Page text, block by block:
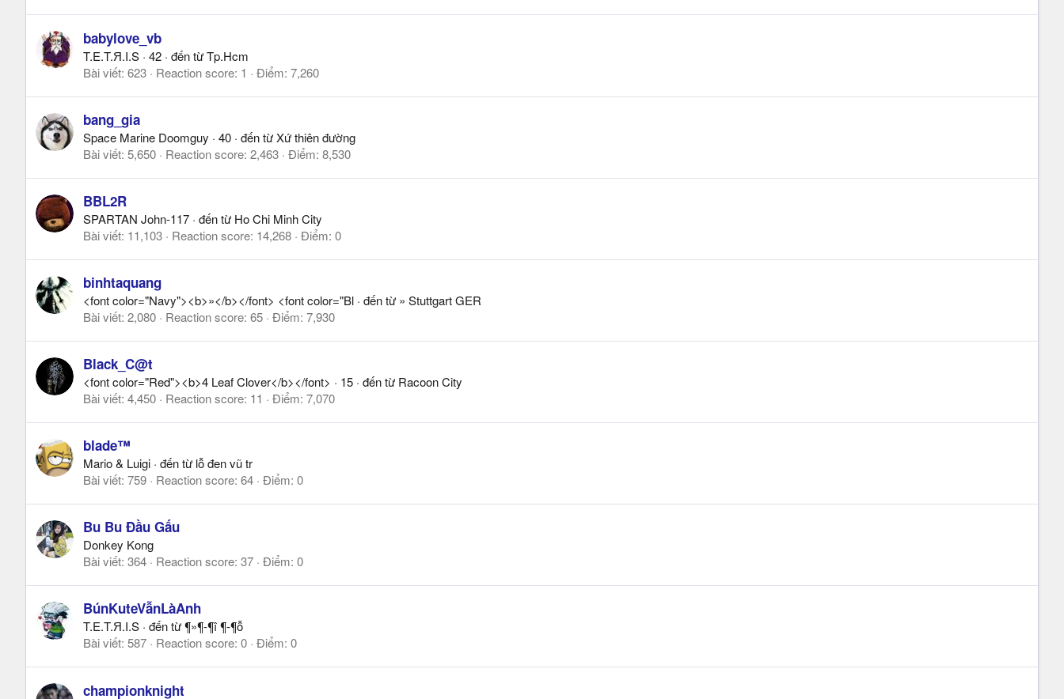
babylove_vb
T.E.T.Я.I.S · 42 · đến từTp.Hcm
Bài viết 623 Reaction score 1 Điểm 7,260
bang_gia
Space Marine Doomguy · 40 · đến từXứ thiên đường
Bài viết 5,650 Reaction score 2,463 Điểm 8,530
BBL2R
SPARTAN John-117 · đến từ Ho Chi Minh City
Bài viết 11,103 Reaction score 14,268 Điểm 0
binhtaquang
<font color="Navy"><b>»</b></font> <font color="Bl · đến từ » Stuttgart GER
Bài viết 2,080 Reaction score 65 Điểm 7,930
Black_C@t
<font color="Red"><b>4 Leaf Clover</b></font> · 15 · đến từ Racoon City
Bài viết 4,450 Reaction score 11 Điểm 7,070
blade™
Mario & Luigi · đến từ lỗ đen vũ tr
Bài viết 759 Reaction score 64 Điểm 0
Bu Bu Đầu Gấu
Donkey Kong
Bài viết 364 Reaction score 37 Điểm 0
BúnKuteVẫnLàAnh
T.E.T.Я.I.S · đến từ¶»¶-¶î ¶-¶ỗ
Bài viết 587 Reaction score 0 Điểm 0
championknight